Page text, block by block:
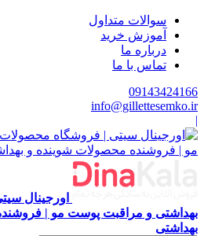
سوالات متداول
آموزش خرید
درباره ما
تماس با ما
09143424166
info@gillettesemko.ir
|
اورجینال
بهداشتی و مراقبت پوست مو |
بهداشتی